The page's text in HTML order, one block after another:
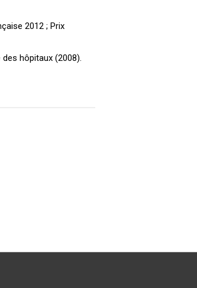
2012 ; Prix
hôpitaux (2008).